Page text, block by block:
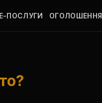
Е-ПОСЛУГИ ОГОЛОШЕННЯ